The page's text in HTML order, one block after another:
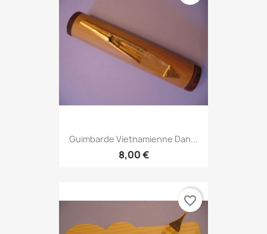
Guimbarde Vietnamienne Dan...
8,00 €
favorite_border